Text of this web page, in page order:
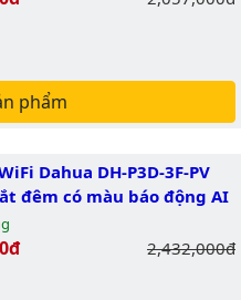
phẩm
Dahua DH-P3D-3F-PV
đêm có màu báo động AI
Giá gốc:
2,432,000đ